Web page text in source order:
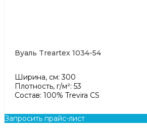
Вуаль Treartex 1034-54
Ширина, см: 300
Плотность, г/м²: 53
Состав: 100% Trevira CS
Запросить прайс-лист